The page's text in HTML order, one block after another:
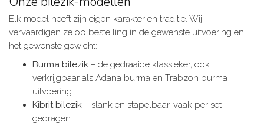
Elk model heeft zijn eigen karakter en traditie. Wij
vervaardigen ze op bestelling in de gewenste uitvoering en
het gewenste gewicht:
Burma bilezik – de gedraaide klassieker, ook
verkrijgbaar als Adana burma en Trabzon burma
uitvoering.
Kibrit bilezik – slank en stapelbaar, vaak per set
gedragen.